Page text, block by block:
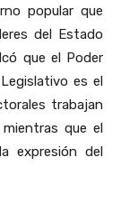
popular que
del Estado
que el Poder
es el
trabajan
que el
expresión del